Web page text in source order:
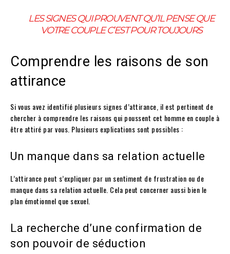
LES SIGNES QUI PROUVENT QU’IL PENSE QUE
VOTRE COUPLE C’EST POUR TOUJOURS
Comprendre les raisons de son
attirance
Si vous avez identifié plusieurs signes d’attirance, il est pertinent de
chercher à comprendre les raisons qui poussent cet homme en couple à
être attiré par vous. Plusieurs explications sont possibles :
Un manque dans sa relation actuelle
L’attirance peut s’expliquer par un sentiment de frustration ou de
manque dans sa relation actuelle. Cela peut concerner aussi bien le
plan émotionnel que sexuel.
La recherche d’une confirmation de
son pouvoir de séduction